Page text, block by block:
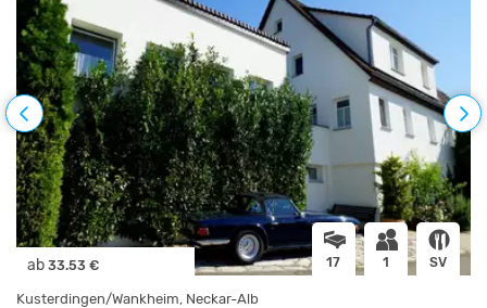
ab 33.53 € 17 1 SV
Kusterdingen/Wankheim, Neckar-Alb